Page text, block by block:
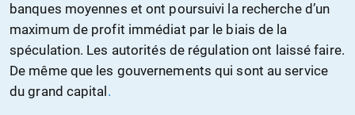
banques moyennes et ont poursuivi la recherche d’un
maximum de profit immédiat par le biais de la
spéculation. Les autorités de régulation ont laissé faire.
De même que les gouvernements qui sont au service
du grand capital .